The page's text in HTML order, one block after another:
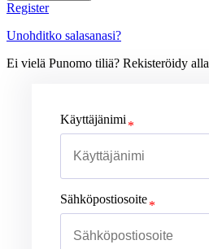
Register
Unohditko salasanasi?
Ei vielä Punomo tiliä? Rekisteröidy alla
Käyttäjänimi
Sähköpostiosoite